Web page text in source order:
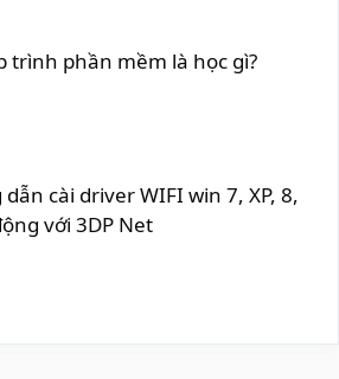
trình phần mềm là học gì?
cài driver WIFI win 7, XP, 8,
với 3DP Net